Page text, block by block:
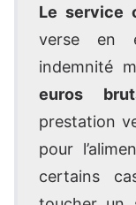
Le service
verse en
indemnité
euros
prestation
pour
certains